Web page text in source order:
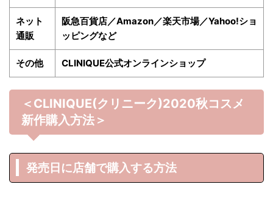
ネット
通販
阪急百貨店／Amazon／楽天市場／Yahoo!ショ
ッピングなど
その他 CLINIQUE公式オンラインショップ
＜CLINIQUE(クリニーク)2020秋コスメ
新作購入方法＞
発売日に店舗で購入する方法